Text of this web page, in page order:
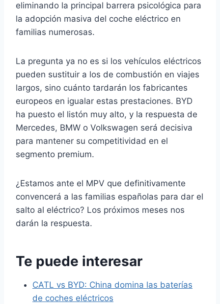
eliminando la principal barrera psicológica para
la adopción masiva del coche eléctrico en
familias numerosas.
La pregunta ya no es si los vehículos eléctricos
pueden sustituir a los de combustión en viajes
largos, sino cuánto tardarán los fabricantes
europeos en igualar estas prestaciones. BYD
ha puesto el listón muy alto, y la respuesta de
Mercedes, BMW o Volkswagen será decisiva
para mantener su competitividad en el
segmento premium.
¿Estamos ante el MPV que definitivamente
convencerá a las familias españolas para dar el
salto al eléctrico? Los próximos meses nos
darán la respuesta.
Te puede interesar
CATL vs BYD: China domina las baterías
de coches eléctricos